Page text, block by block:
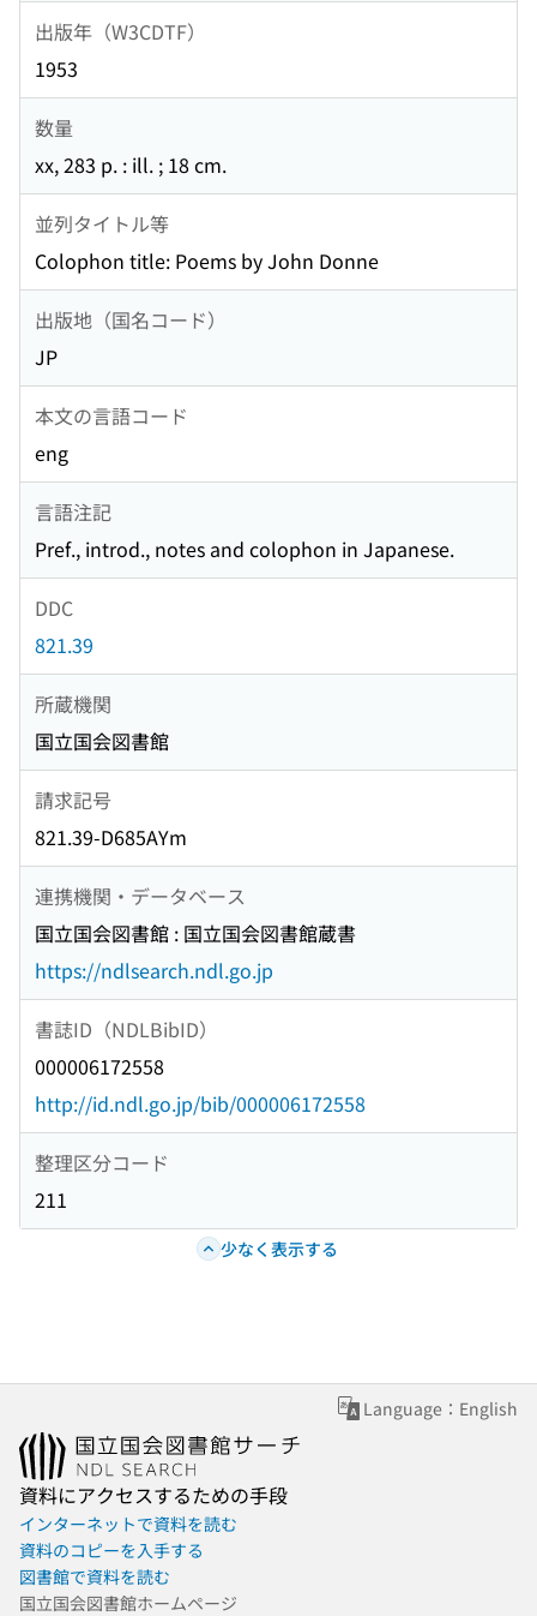
出版年（W3CDTF）
1953
数量
xx, 283 p. : ill. ; 18 cm.
並列タイトル等
Colophon title: Poems by John Donne
出版地（国名コード）
JP
本文の言語コード
eng
言語注記
Pref., introd., notes and colophon in Japanese.
DDC
821.39
所蔵機関
国立国会図書館
請求記号
821.39-D685AYm
連携機関・データベース
国立国会図書館 : 国立国会図書館蔵書
https://ndlsearch.ndl.go.jp
書誌ID（NDLBibID）
000006172558
http://id.ndl.go.jp/bib/000006172558
整理区分コード
211
少なく表示する
Language：English
資料にアクセスするための手段
インターネットで資料を読む
資料のコピーを入手する
図書館で資料を読む
国立国会図書館ホームページ